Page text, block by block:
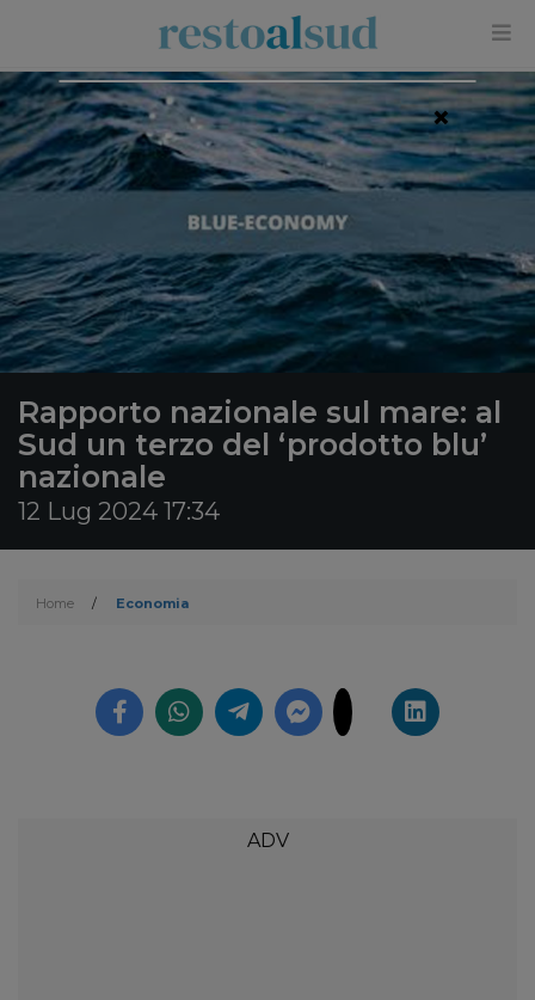
Rapporto nazionale sul mare: al
Sud un terzo del ‘prodotto blu’
nazionale
12 Lug 2024 17:34
Home / Economia
×